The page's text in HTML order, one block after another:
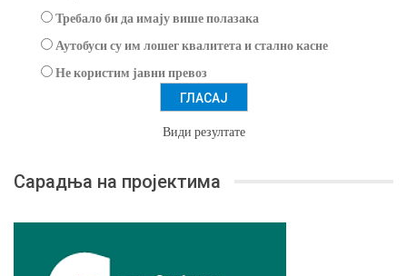
Требало би да имају више полазака
Аутобуси су им лошег квалитета и стално касне
Не користим јавни превоз
Види резултате
Сарадња на пројектима